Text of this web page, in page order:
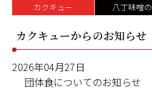
カクキュー 八丁味噌
カクキューからのお知らせ
2026年04月27日
団体食についてのお知らせ